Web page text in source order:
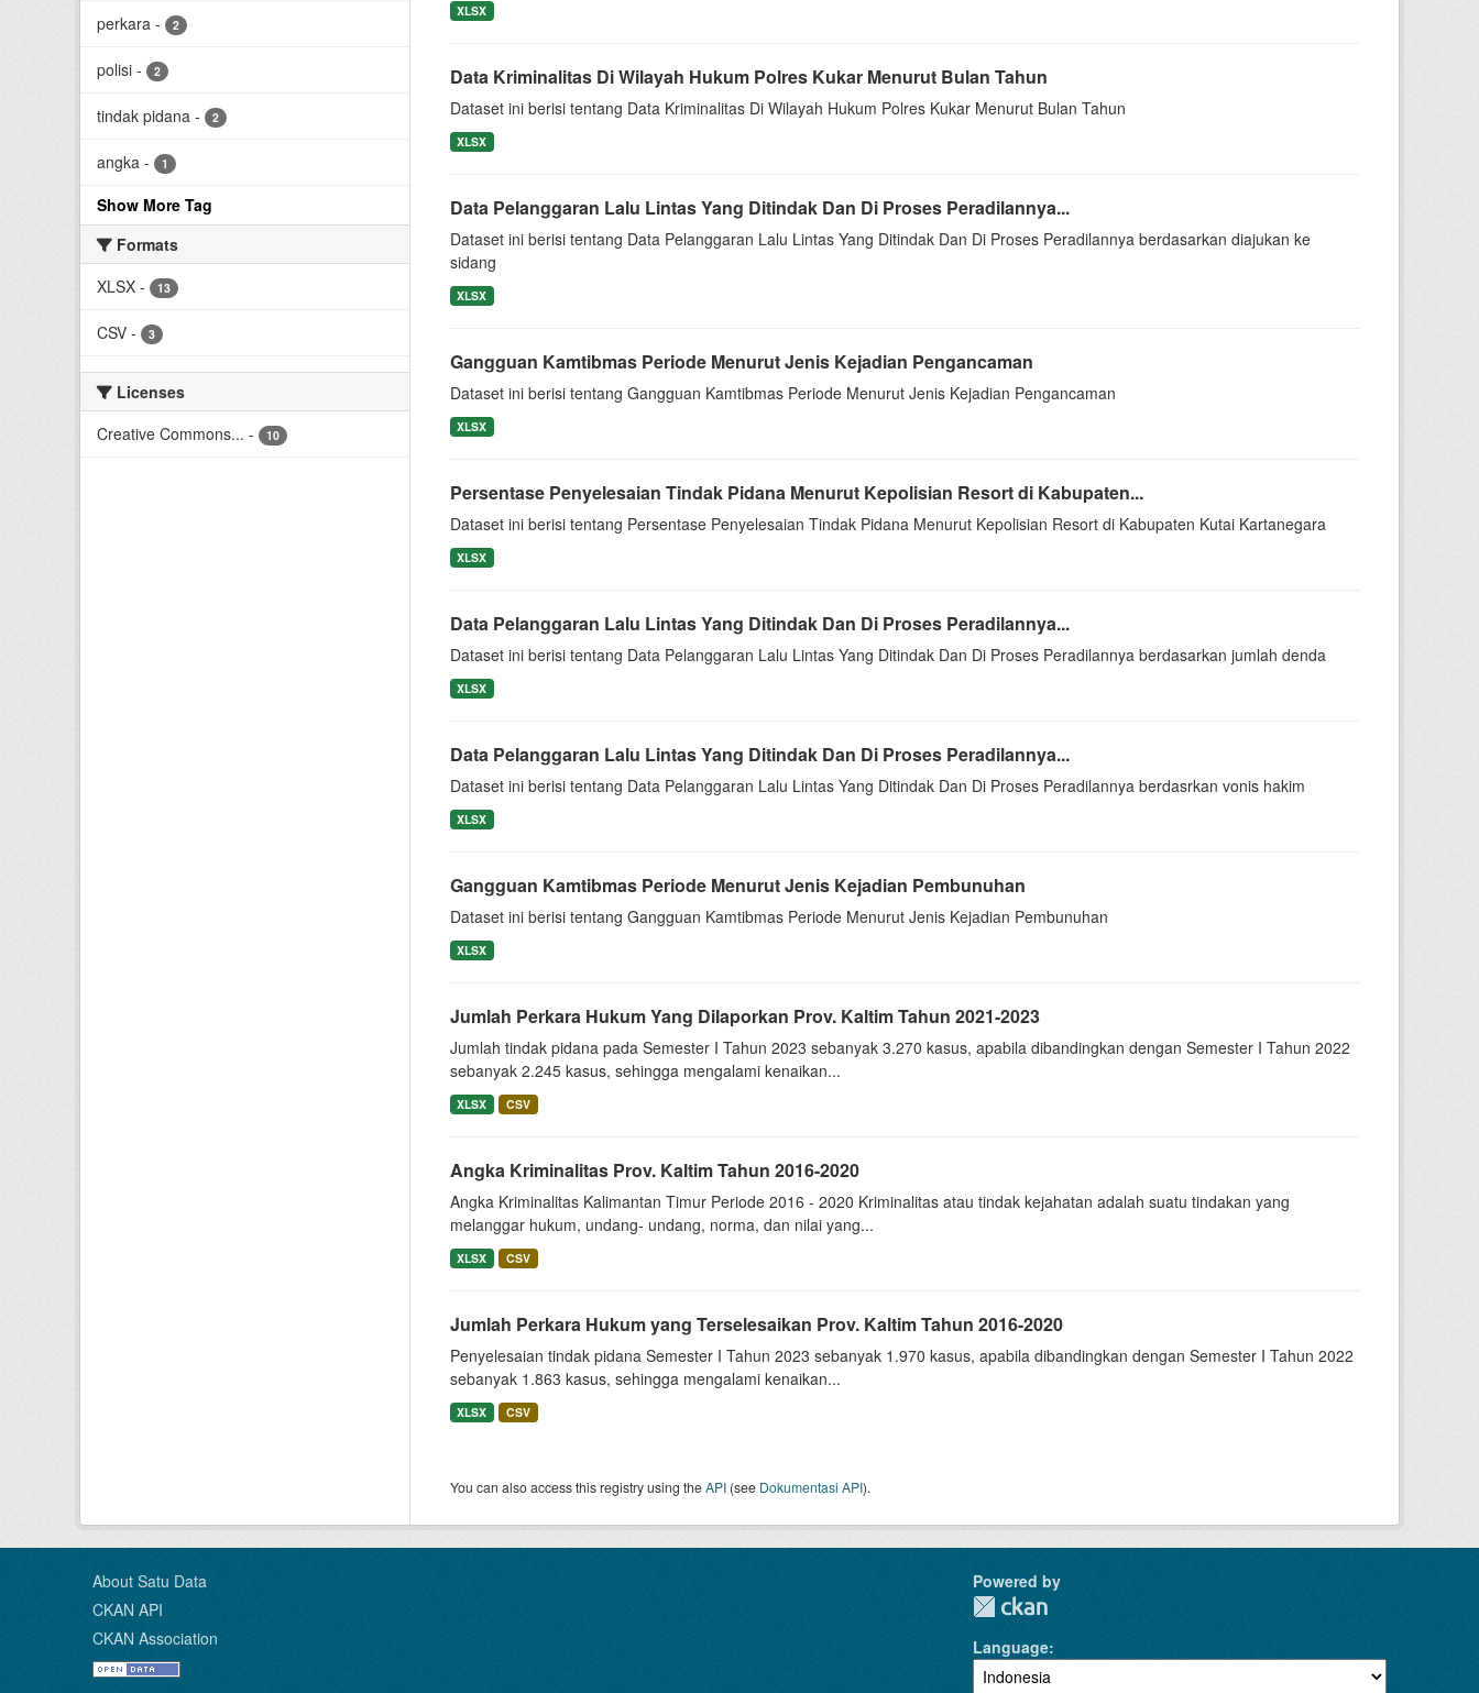
perkara - 2
polisi - 2
tindak pidana - 2
angka - 1
Show More Tag
Formats
XLSX - 13
CSV - 3
Licenses
Creative Commons... - 10
XLSX
Data Kriminalitas Di Wilayah Hukum Polres Kukar Menurut Bulan Tahun
Dataset ini berisi tentang Data Kriminalitas Di Wilayah Hukum Polres Kukar Menurut Bulan Tahun
XLSX
Data Pelanggaran Lalu Lintas Yang Ditindak Dan Di Proses Peradilannya...
Dataset ini berisi tentang Data Pelanggaran Lalu Lintas Yang Ditindak Dan Di Proses Peradilannya berdasarkan diajukan ke
sidang
XLSX
Gangguan Kamtibmas Periode Menurut Jenis Kejadian Pengancaman
Dataset ini berisi tentang Gangguan Kamtibmas Periode Menurut Jenis Kejadian Pengancaman
XLSX
Persentase Penyelesaian Tindak Pidana Menurut Kepolisian Resort di Kabupaten...
Dataset ini berisi tentang Persentase Penyelesaian Tindak Pidana Menurut Kepolisian Resort di Kabupaten Kutai Kartanegara
XLSX
Data Pelanggaran Lalu Lintas Yang Ditindak Dan Di Proses Peradilannya...
Dataset ini berisi tentang Data Pelanggaran Lalu Lintas Yang Ditindak Dan Di Proses Peradilannya berdasarkan jumlah denda
XLSX
Data Pelanggaran Lalu Lintas Yang Ditindak Dan Di Proses Peradilannya...
Dataset ini berisi tentang Data Pelanggaran Lalu Lintas Yang Ditindak Dan Di Proses Peradilannya berdasrkan vonis hakim
XLSX
Gangguan Kamtibmas Periode Menurut Jenis Kejadian Pembunuhan
Dataset ini berisi tentang Gangguan Kamtibmas Periode Menurut Jenis Kejadian Pembunuhan
XLSX
Jumlah Perkara Hukum Yang Dilaporkan Prov. Kaltim Tahun 2021-2023
Jumlah tindak pidana pada Semester I Tahun 2023 sebanyak 3.270 kasus, apabila dibandingkan dengan Semester I Tahun 2022
sebanyak 2.245 kasus, sehingga mengalami kenaikan...
XLSX CSV
Angka Kriminalitas Prov. Kaltim Tahun 2016-2020
Angka Kriminalitas Kalimantan Timur Periode 2016 - 2020 Kriminalitas atau tindak kejahatan adalah suatu tindakan yang
melanggar hukum, undang- undang, norma, dan nilai yang...
XLSX CSV
Jumlah Perkara Hukum yang Terselesaikan Prov. Kaltim Tahun 2016-2020
Penyelesaian tindak pidana Semester I Tahun 2023 sebanyak 1.970 kasus, apabila dibandingkan dengan Semester I Tahun 2022
sebanyak 1.863 kasus, sehingga mengalami kenaikan...
XLSX CSV
You can also access this registry using theAPI(see Dokumentasi API).
About Satu Data
CKAN API
CKAN Association
Powered by
Language